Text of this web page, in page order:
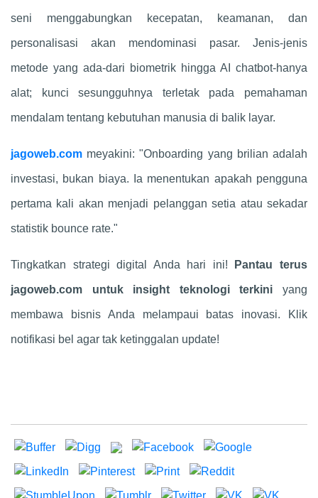
seni menggabungkan kecepatan, keamanan, dan
personalisasi akan mendominasi pasar. Jenis-jenis
metode yang ada-dari biometrik hingga AI chatbot-hanya
alat; kunci sesungguhnya terletak pada pemahaman
mendalam tentang kebutuhan manusia di balik layar.
jagoweb.com meyakini: "Onboarding yang brilian adalah
investasi, bukan biaya. Ia menentukan apakah pengguna
pertama kali akan menjadi pelanggan setia atau sekadar
statistik bounce rate."
Tingkatkan strategi digital Anda hari ini! Pantau terus
jagoweb.com untuk insight teknologi terkini yang
membawa bisnis Anda melampaui batas inovasi. Klik
notifikasi bel agar tak ketinggalan update!